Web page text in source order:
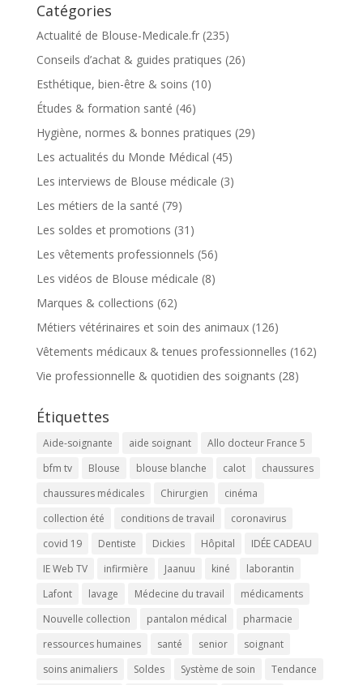
Catégories
Actualité de Blouse-Medicale.fr(235)
Conseils d’achat & guides pratiques (26)
Esthétique, bien-être & soins (10)
Études & formation santé (46)
Hygiène, normes & bonnes pratiques (29)
Les actualités du Monde Médical (45)
Les interviews de Blouse médicale (3)
Les métiers de la santé (79)
Les soldes et promotions (31)
Les vêtements professionnels (56)
Les vidéos de Blouse médicale (8)
Marques & collections (62)
Métiers vétérinaires et soin des animaux(126)
Vêtements médicaux & tenues professionnelles (162)
Vie professionnelle & quotidien des soignants (28)
Étiquettes
Aide-soignante aide soignant
Allo docteur France 5
bfm tv
Blouse blouse blanche calot
chaussures
chaussures médicales
Chirurgien
cinéma
collection été
conditions de travail
coronavirus
covid 19
Dentiste Dickies Hôpital
IDÉE CADEAU
IE Web TV
infirmière Jaanuu kiné
laborantin
Lafont
lavage Médecine du travail
médicaments
Nouvelle collection
pantalon médical
pharmacie
ressources humaines
santé senior
soignant
soins animaliers
Soldes Système de soin Tendance